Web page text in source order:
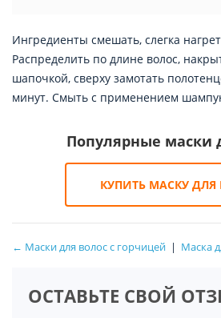
Ингредиенты смешать, слегка
Распределить по длине волос,
шапочкой, сверху замотать
минут. Смыть с применением
Популярные маски
КУПИТЬ МАСКУ ДЛЯ
← Маски для волос с горчицей | Маска
ОСТАВЬТЕ СВОЙ